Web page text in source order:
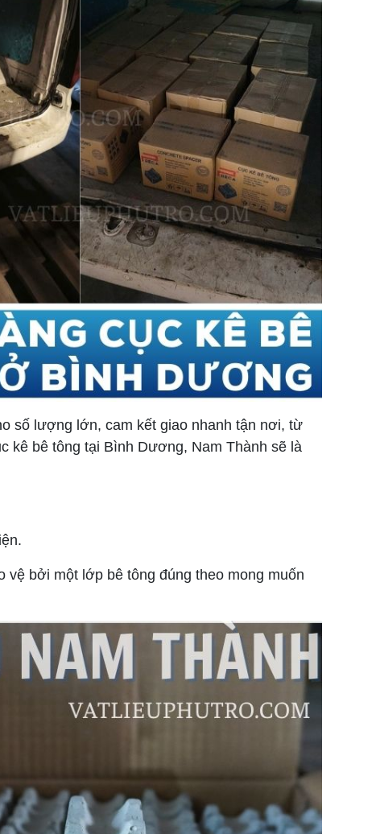
số lượng lớn, cam kết giao nhanh tận nơi, từ
kê bê tông tại Bình Dương, Nam Thành sẽ là
bởi một lớp bê tông đúng theo mong muốn